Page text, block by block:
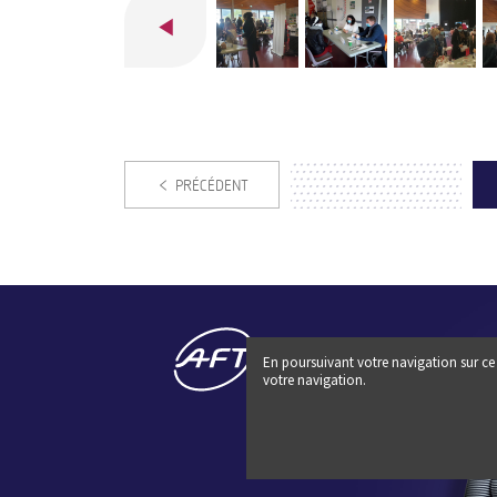
PRÉCÉDENT
En poursuivant votre navigation sur
votre navigation.